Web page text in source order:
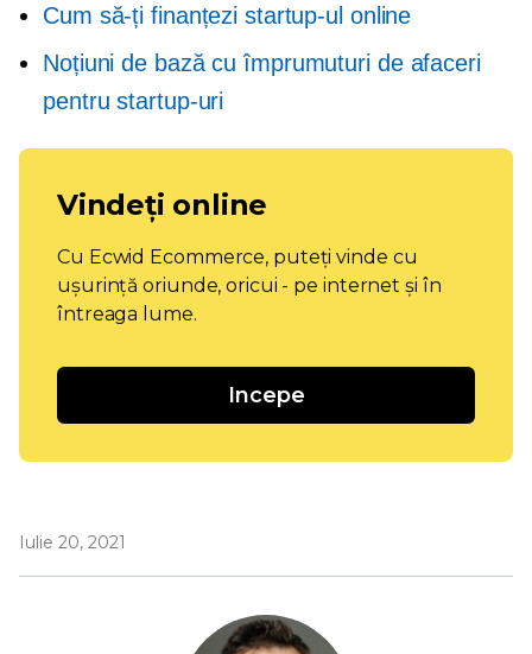
Cum să-ți finanțezi startup-ul online
Noțiuni de bază cu împrumuturi de afaceri
pentru startup-uri
Vindeți online
Cu Ecwid Ecommerce, puteți vinde cu
ușurință oriunde, oricui - pe internet și în
întreaga lume.
Incepe
Iulie 20, 2021